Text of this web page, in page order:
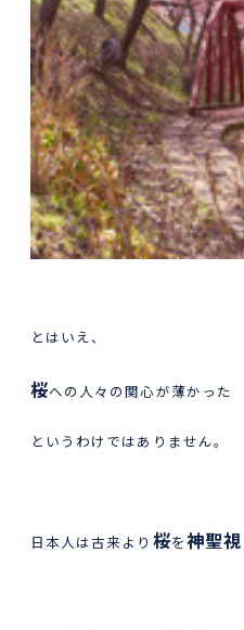
とはいえ、
桜への人々の関心が薄かった
というわけではありません。
日本人は古来より 桜を神聖視